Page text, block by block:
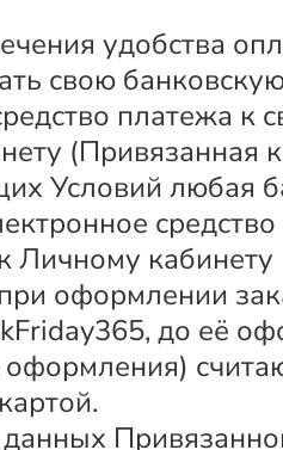
удобства
свою
платежа к
(Привязанная
Условий любая
Личному кабинету
оформлении
до её